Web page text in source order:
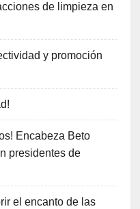
de limpieza en
y promoción
Encabeza Beto
presidentes de
el encanto de las